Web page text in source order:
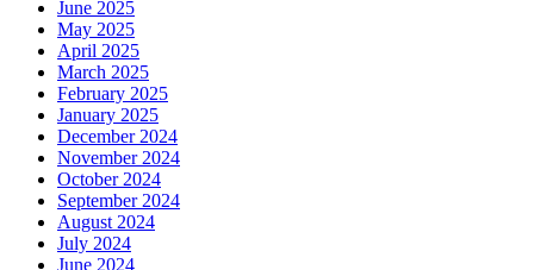
June 2025
May 2025
April 2025
March 2025
February 2025
January 2025
December 2024
November 2024
October 2024
September 2024
August 2024
July 2024
June 2024